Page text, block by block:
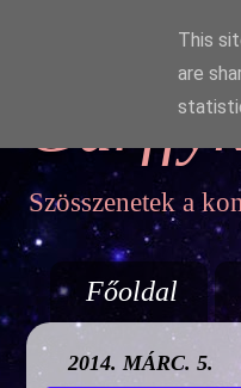
Szösszenetek a
Főoldal
2014. MÁRC. 5.
This
are